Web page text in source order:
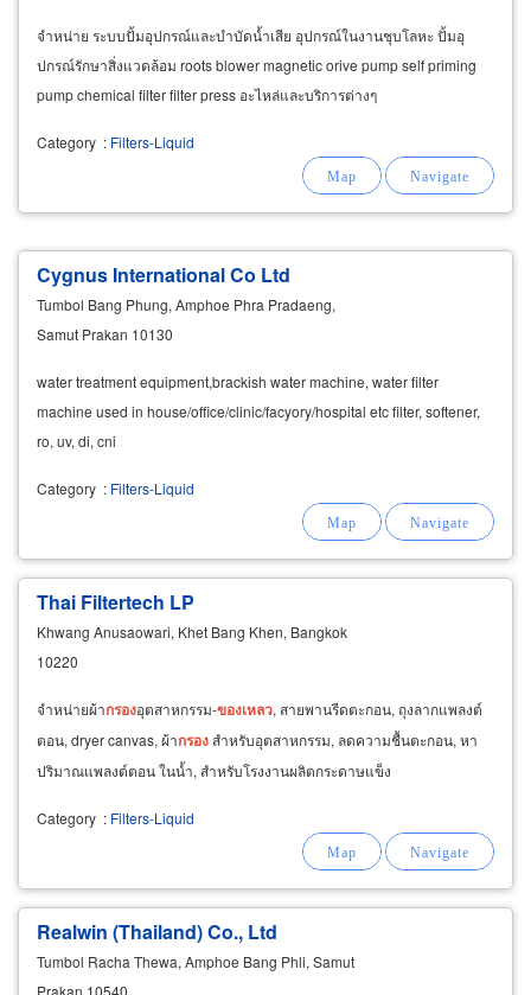
จำหน่าย ระบบปั้มอุปกรณ์และบำบัดน้ำเสีย อุปกรณ์ในงานชุบโลหะ ปั้มอุ
ปกรณ์รักษาสิ่งแวดล้อม roots blower magnetic orive pump self priming
pump chemical filter filter press อะไหล่และบริการต่างๆ
Category : Filters-Liquid
Cygnus International Co Ltd
Tumbol Bang Phung, Amphoe Phra Pradaeng,
Samut Prakan 10130
water treatment equipment,brackish water machine, water filter
machine used in house/office/clinic/facyory/hospital etc filter, softener,
ro, uv, di, cni
Category : Filters-Liquid
Thai Filtertech LP
Khwang Anusaowari, Khet Bang Khen, Bangkok
10220
จำหน่ายผ้ากรองอุตสาหกรรม-ของเหลว, สายพานรีดตะกอน, ถุงลากแพลงต์
ตอน, dryer canvas, ผ้ากรอง สำหรับอุตสาหกรรม, ลดความชื้นตะกอน, หา
ปริมาณแพลงต์ตอน ในน้ำ, สำหรับโรงงานผลิตกระดาษแข็ง
Category : Filters-Liquid
Realwin (Thailand) Co., Ltd
Tumbol Racha Thewa, Amphoe Bang Phli, Samut
Prakan 10540